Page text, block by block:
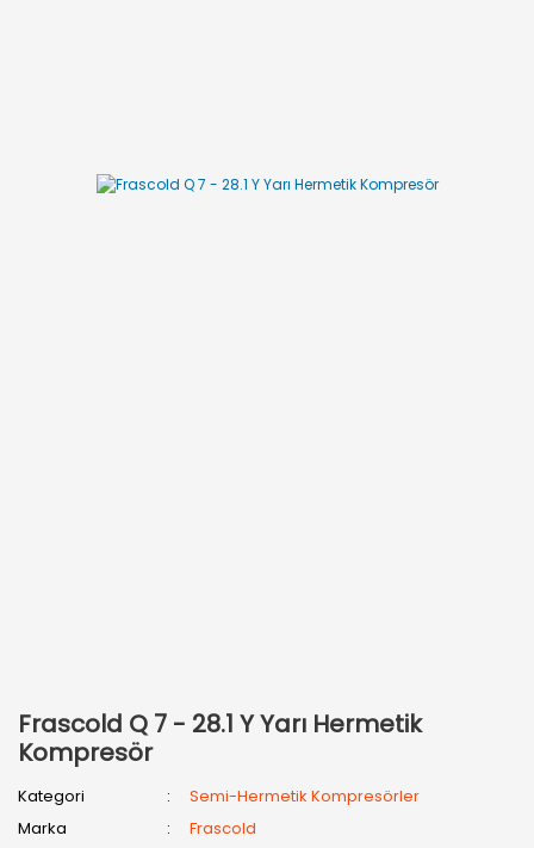
Frascold Q 7 - 28.1 Y Yarı Hermetik
Kompresör
Kategori
Semi-Hermetik Kompresörler
Marka
Frascold